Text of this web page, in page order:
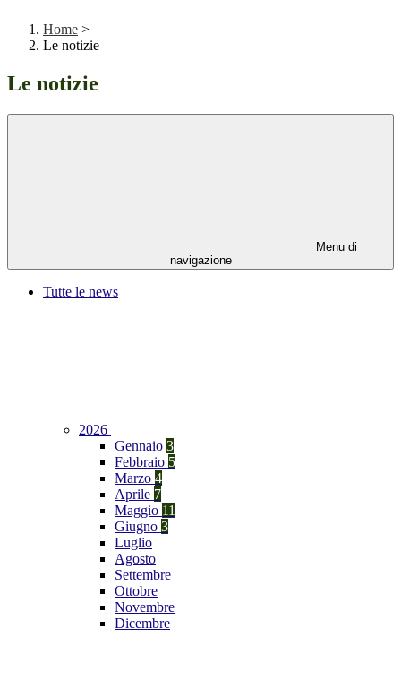
Home >
Le notizie
Le notizie
Menu di
navigazione
Tutte le news
2026
Gennaio 3
Febbraio 5
Marzo 4
Aprile 7
Maggio 11
Giugno 3
Luglio
Agosto
Settembre
Ottobre
Novembre
Dicembre